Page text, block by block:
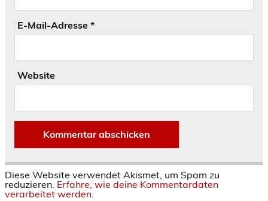
E-Mail-Adresse *
Website
Diese Website verwendet Akismet, um Spam zu
reduzieren. Erfahre, wie deine Kommentardaten
verarbeitet werden.